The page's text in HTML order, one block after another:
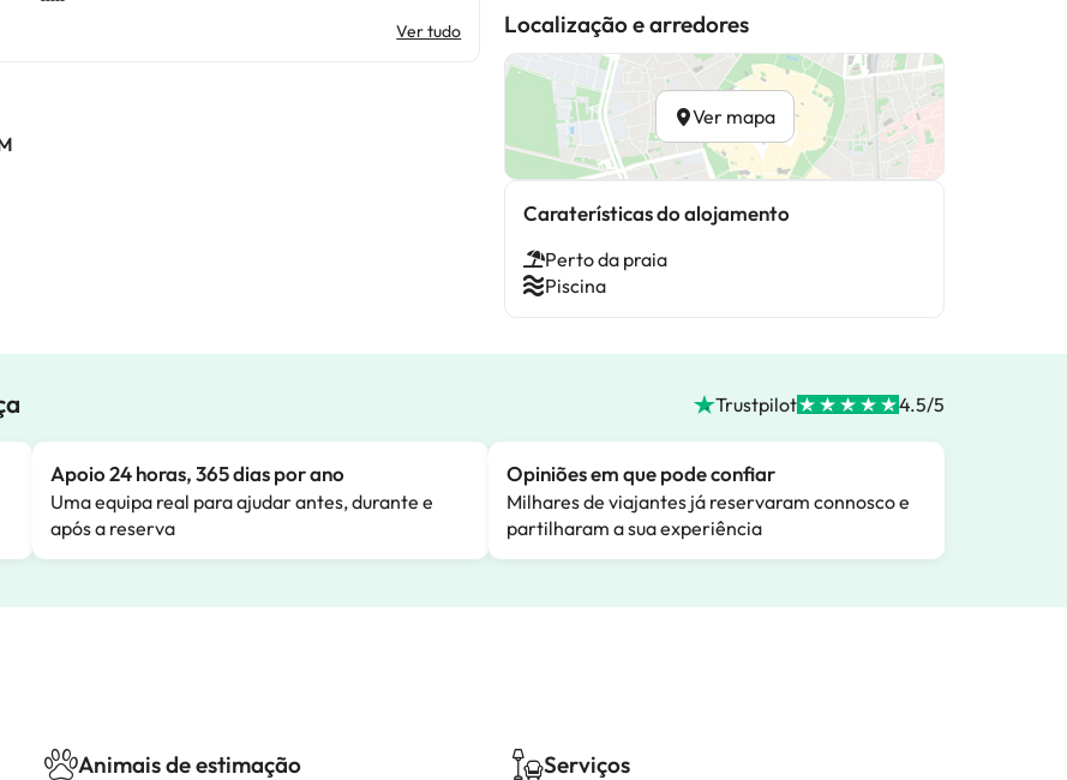
Ver tudo Localização e arredores
Ver mapa
Caraterísticas do alojamento
Perto da praia
Piscina
Trustpilot 4.5/5
Apoio 24 horas, 365 dias por ano
Uma equipa real para ajudar antes, durante e
após a reserva
Opiniões em que pode confiar
Milhares de viajantes já reservaram connosco e
partilharam a sua experiência
Animais de estimação Serviços